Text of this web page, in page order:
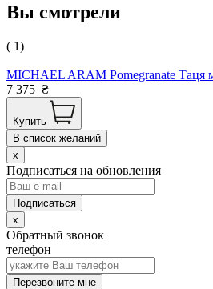
Вы смотрели
( 1)
MICHAEL ARAM Pomegranate Таця
7 375 ₴
Купить
В список желаний
x
Подписаться на обновления
x
Обратный звонок
телефон
Перезвоните мне